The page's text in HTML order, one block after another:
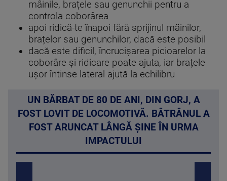
mâinile, brațele sau genunchii pentru a
controla coborârea
apoi ridică-te înapoi fără sprijinul mâinilor,
brațelor sau genunchilor, dacă este posibil
dacă este dificil, încrucișarea picioarelor la
coborâre și ridicare poate ajuta, iar brațele
ușor întinse lateral ajută la echilibru
UN BĂRBAT DE 80 DE ANI, DIN GORJ, A
FOST LOVIT DE LOCOMOTIVĂ. BÂTRÂNUL A
FOST ARUNCAT LÂNGĂ ȘINE ÎN URMA
IMPACTULUI